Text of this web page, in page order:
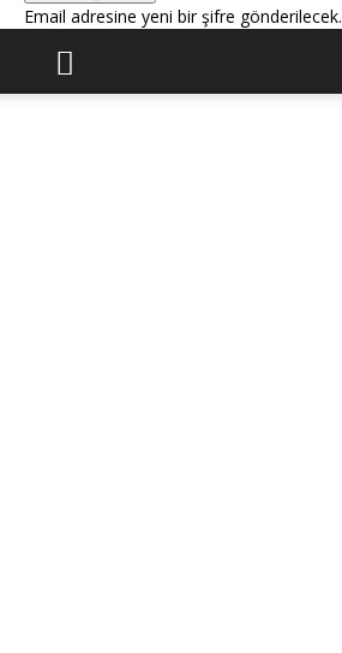
Email adresine yeni bir şifre gönderilecek.